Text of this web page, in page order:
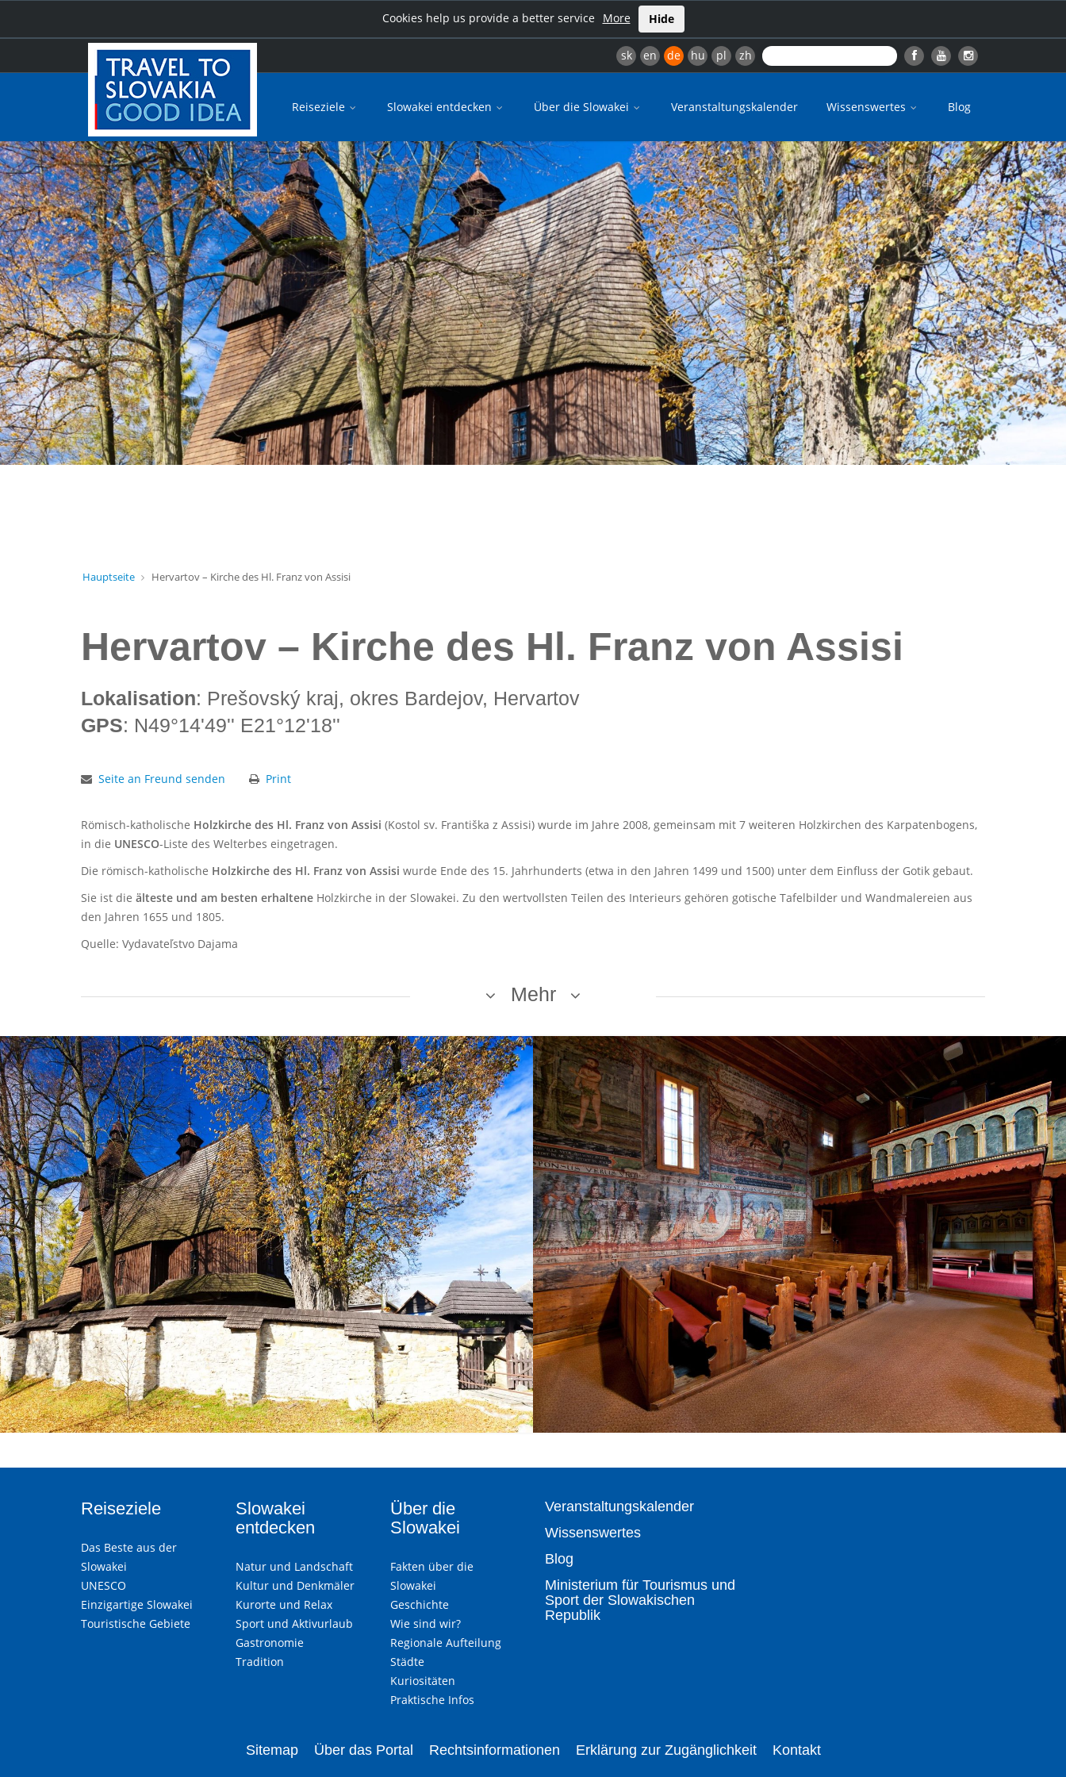
Cookies help us provide a better service More Hide
sk en de hu pl zh
Reiseziele Slowakei entdecken Über die Slowakei Veranstaltungskalender Wissenswertes Blog
Hauptseite Hervartov – Kirche des Hl. Franz von Assisi
Hervartov – Kirche des Hl. Franz von Assisi
Lokalisation: Prešovský kraj, okres Bardejov, Hervartov
GPS: N49°14'49'' E21°12'18''
Seite an Freund senden Print
Römisch-katholische Holzkirche des Hl. Franz von Assisi (Kostol sv. Františka z Assisi) wurde im Jahre 2008, gemeinsam mit 7 weiteren Holzkirchen des Karpatenbogens,
in die UNESCO-Liste des Welterbes eingetragen.
Die römisch-katholische Holzkirche des Hl. Franz von Assisi wurde Ende des 15. Jahrhunderts (etwa in den Jahren 1499 und 1500) unter dem Einfluss der Gotik gebaut.
Sie ist die älteste und am besten erhaltene Holzkirche in der Slowakei. Zu den wertvollsten Teilen des Interieurs gehören gotische Tafelbilder und Wandmalereien aus
den Jahren 1655 und 1805.
Quelle: Vydavateľstvo Dajama
Mehr
Reiseziele
Das Beste aus der
Slowakei
UNESCO
Einzigartige Slowakei
Touristische Gebiete
Slowakei
entdecken
Natur und Landschaft
Kultur und Denkmäler
Kurorte und Relax
Sport und Aktivurlaub
Gastronomie
Tradition
Über die
Slowakei
Fakten über die
Slowakei
Geschichte
Wie sind wir?
Regionale Aufteilung
Städte
Kuriositäten
Praktische Infos
Veranstaltungskalender
Wissenswertes
Blog
Ministerium für Tourismus und
Sport der Slowakischen
Republik
Sitemap Über das Portal Rechtsinformationen Erklärung zur Zugänglichkeit Kontakt